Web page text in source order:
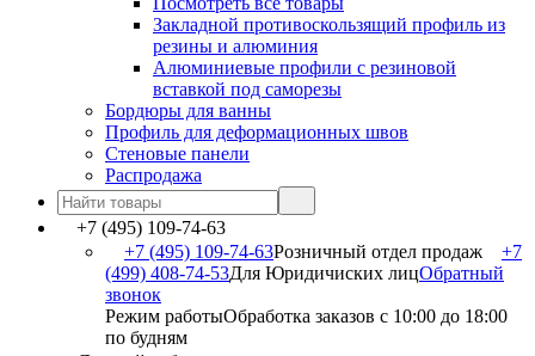
Закладной противоскользящий профиль из
резины и алюминия
Алюминиевые профили с резиновой
вставкой под саморезы
Бордюры для ванны
Профиль для деформационных швов
Стеновые панели
Распродажа
+7 (495) 109-74-63
+7 (495) 109-74-63Розничный отдел продаж
+7
(499) 408-74-53Для Юридичиских лицОбратный
звонок
Режим работыОбработка заказов с 10:00 до 18:00
по будням